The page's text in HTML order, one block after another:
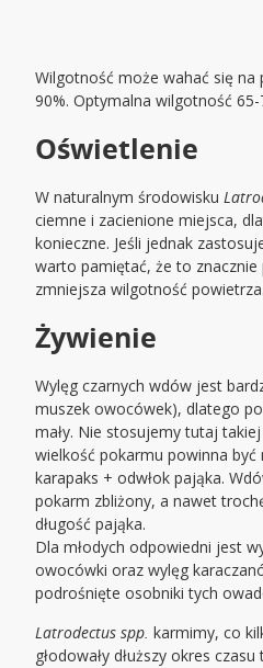
Wilgotność może wahać się na
90%. Optymalna wilgotność 65-
Oświetlenie
W naturalnym środowisku
ciemne i zacienione miejsca,
konieczne. Jeśli jednak
warto pamiętać, że to
zmniejsza wilgotność powietrza.
Żywienie
Wylęg czarnych wdów jest
muszek owocówek), dlatego
mały. Nie stosujemy tutaj
wielkość pokarmu powinna
karapaks + odwłok pająka.
pokarm zbliżony, a nawet
długość pająka.
Dla młodych odpowiedni jest
owocówki oraz wylęg
podrośnięte osobniki tych
Latrodectus spp. karmimy, co
głodowały dłuższy okres